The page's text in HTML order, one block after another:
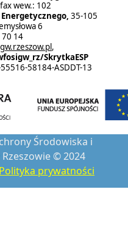
wew.: 102
35-105
6
14
,
SkrytkaESP
58184-ASDDT-13
Środowiska i
© 2024
Polityka prywatności